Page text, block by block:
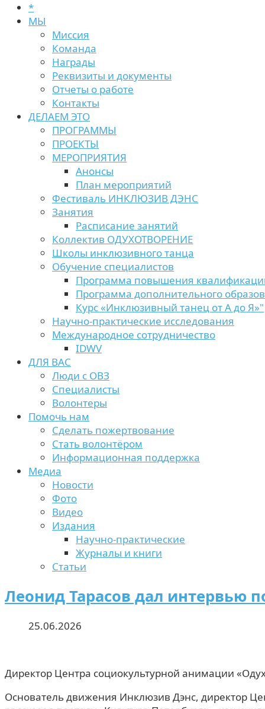
*
МЫ
Миссия
Команда
Награды
Реквизиты и документы
Отчеты о работе
Контакты
ДЕЛАЕМ ЭТО
ПРОГРАММЫ
ПРОЕКТЫ
МЕРОПРИЯТИЯ
Анонсы
План мероприятий
Фестиваль ИНКЛЮЗИВ ДЭНС
Занятия
Расписание занятий
Коллектив ОДУХОТВОРЕНИЕ
Школы инклюзивного танца
Обучение специалистов
Программа повышения
Программа дополнительного
Курс «Инклюзивный танец от А до Я»"
Научно-практические исследования
Международное сотрудничество
IDWV
ДЛЯ ВАС
Люди с ОВЗ
Специалисты
Волонтеры
Помочь нам
Сделать пожертвование
Стать волонтёром
Информационная поддержка
Медиа
Новости
Фото
Видео
Издания
Научно-практические
Журналы и книги
Статьи
Леонид Тарасов дал интервью
25.06.2026
Директор Центра социокультурной анимации
Основатель движения Инклюзив Дэнс, директор